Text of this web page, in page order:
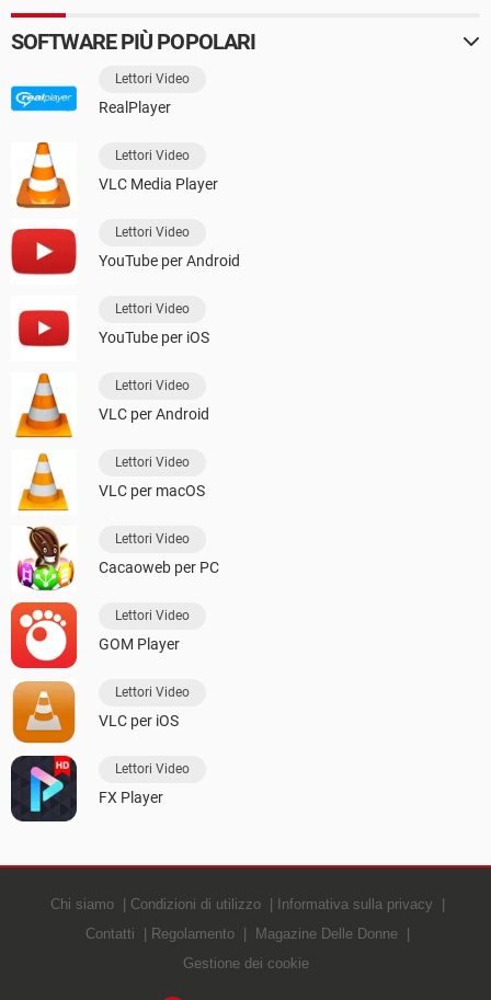
SOFTWARE PIÙ POPOLARI
Lettori Video
RealPlayer
Lettori Video
VLC Media Player
Lettori Video
YouTube per Android
Lettori Video
YouTube per iOS
Lettori Video
VLC per Android
Lettori Video
VLC per macOS
Lettori Video
Cacaoweb per PC
Lettori Video
GOM Player
Lettori Video
VLC per iOS
Lettori Video
FX Player
Chi siamo Condizioni di utilizzo
Informativa sulla privacy
Contatti
Regolamento
Magazine Delle Donne
Gestione dei cookie